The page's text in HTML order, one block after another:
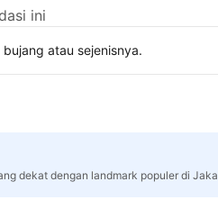
ini
atau sejenisnya.
dekat dengan landmark populer di